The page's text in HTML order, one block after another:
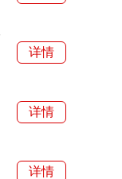
详情
详情
详情